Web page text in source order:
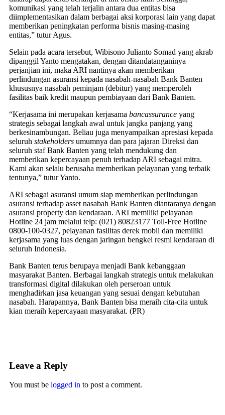
komunikasi yang telah terjalin antara dua entitas bisa
diimplementasikan dalam berbagai aksi korporasi lain yang dapat
memberikan peningkatan performa bisnis masing-masing
entitas,” tutur Agus.
Selain pada acara tersebut, Wibisono Julianto Somad yang akrab
dipanggil Yanto mengatakan, dengan ditandatanganinya
perjanjian ini, maka ARI nantinya akan memberikan
perlindungan asuransi kepada nasabah-nasabah Bank Banten
khususnya nasabah peminjam (debitur) yang memperoleh
fasilitas baik kredit maupun pembiayaan dari Bank Banten.
“Kerjasama ini merupakan kerjasama bancassurance yang
strategis sebagai langkah awal untuk jangka panjang yang
berkesinambungan. Beliau juga menyampaikan apresiasi kepada
seluruh stakeholders umumnya dan para jajaran Direksi dan
seluruh staf Bank Banten yang telah mendukung dan
memberikan kepercayaan penuh terhadap ARI sebagai mitra.
Kami akan selalu berusaha memberikan pelayanan yang terbaik
tentunya,” tutur Yanto.
ARI sebagai asuransi umum siap memberikan perlindungan
asuransi terhadap asset nasabah Bank Banten diantaranya dengan
asuransi property dan kendaraan. ARI memiliki pelayanan
Hotline 24 jam melalui telp: (021) 80823177 Toll-Free Hotline
0800-100-0327, pelayanan fasilitas derek mobil dan memiliki
kerjasama yang luas dengan jaringan bengkel resmi kendaraan di
seluruh Indonesia.
Bank Banten terus berupaya menjadi Bank kebanggaan
masyarakat Banten. Berbagai langkah strategis untuk melakukan
transformasi digital dilakukan oleh perseroan untuk
menghadirkan jasa keuangan yang sesuai dengan kebutuhan
nasabah. Harapannya, Bank Banten bisa meraih cita-cita untuk
kian meraih kepercayaan masyarakat. (PR)
Leave a Reply
You must be logged in to post a comment.